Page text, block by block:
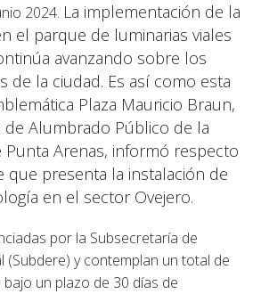
2024. La implementación de la
el parque de luminarias viales
avanzando sobre los
de la ciudad. Es así como esta
Plaza Mauricio Braun,
Alumbrado Público de la
Punta Arenas, informó respecto
que presenta la instalación de
en el sector Ovejero.
por la Subsecretaría de
(Subdere) y contemplan un total de
un plazo de 30 días de